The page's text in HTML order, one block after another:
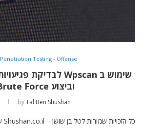
Penetration Testing - Offense
וביצוע Brute Force
byTal Ben Shushan